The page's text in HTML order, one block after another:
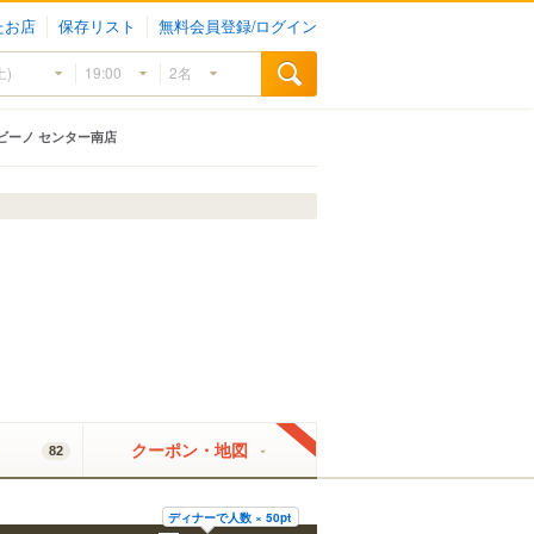
お店 保存リスト 無料会員登録/ログイン
ーノ センター南店
82 クーポン・地図
ディナーで人数 × 50pt